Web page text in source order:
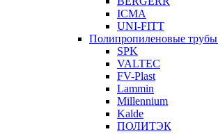
ICMA
UNI-FITT
Полипропиленовые трубы
SPK
VALTEC
FV-Plast
Lammin
Millennium
Kalde
ПОЛИТЭК